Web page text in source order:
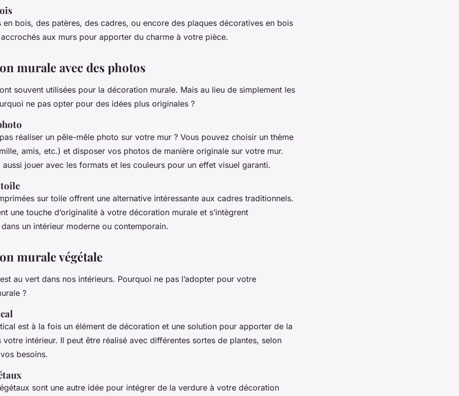
en bois, des patères, des cadres, ou encore des plaques décoratives en bois
aux murs pour apporter du charme à votre pièce.
murale avec des photos
souvent utilisées pour la décoration murale. Mais au lieu de simplement les
ne pas opter pour des idées plus originales ?
réaliser un pêle-mêle photo sur votre mur ? Vous pouvez choisir un thème
amis, etc.) et disposer vos photos de manière originale sur votre mur.
aussi jouer avec les formats et les couleurs pour un effet visuel garanti.
sur toile offrent une alternative intéressante aux cadres traditionnels.
une touche d’originalité à votre décoration murale et s’intègrent
un intérieur moderne ou contemporain.
murale végétale
au vert dans nos intérieurs. Pourquoi ne pas l’adopter pour votre
?
est à la fois un élément de décoration et une solution pour apporter de la
votre intérieur. Il peut être réalisé avec différentes sortes de plantes, selon
besoins.
sont une autre idée pour intégrer de la verdure à votre décoration